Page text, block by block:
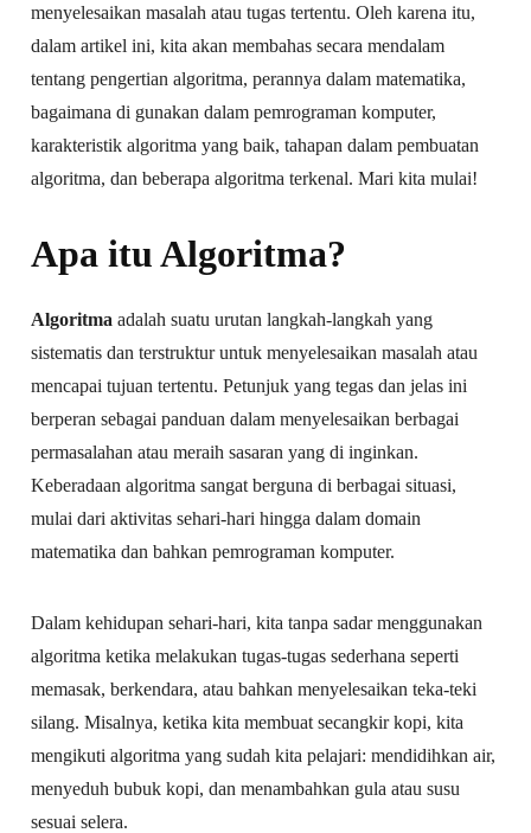
menyelesaikan masalah atau tugas tertentu. Oleh karena itu,
dalam artikel ini, kita akan membahas secara mendalam
tentang pengertian algoritma, perannya dalam matematika,
bagaimana di gunakan dalam pemrograman komputer,
karakteristik algoritma yang baik, tahapan dalam pembuatan
algoritma, dan beberapa algoritma terkenal. Mari kita mulai!
Apa itu Algoritma?
Algoritma adalah suatu urutan langkah-langkah yang
sistematis dan terstruktur untuk menyelesaikan masalah atau
mencapai tujuan tertentu. Petunjuk yang tegas dan jelas ini
berperan sebagai panduan dalam menyelesaikan berbagai
permasalahan atau meraih sasaran yang di inginkan.
Keberadaan algoritma sangat berguna di berbagai situasi,
mulai dari aktivitas sehari-hari hingga dalam domain
matematika dan bahkan pemrograman komputer.
Dalam kehidupan sehari-hari, kita tanpa sadar menggunakan
algoritma ketika melakukan tugas-tugas sederhana seperti
memasak, berkendara, atau bahkan menyelesaikan teka-teki
silang. Misalnya, ketika kita membuat secangkir kopi, kita
mengikuti algoritma yang sudah kita pelajari: mendidihkan air,
menyeduh bubuk kopi, dan menambahkan gula atau susu
sesuai selera.